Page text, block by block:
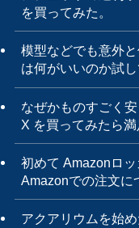
を買ってみた。
模型などでも意外
は何がいいのか試
なぜかものすごく
X を買ってみたら
初めて Amazonロ
Amazonでの注文に
アクアリウムを始